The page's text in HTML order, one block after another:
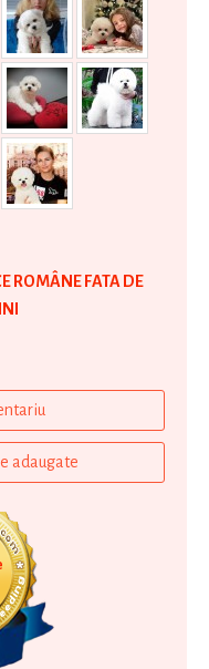
ROMÂNE FATA DE
adaugate